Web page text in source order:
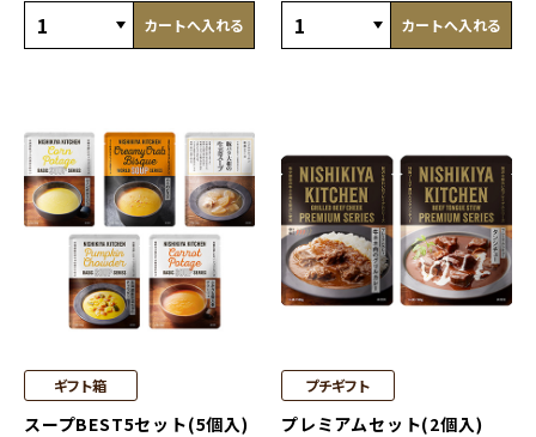
カートへ入れる カートへ入れる
ギフト箱
スープBEST5セット(5個入)
プチギフト
プレミアムセット(2個入)